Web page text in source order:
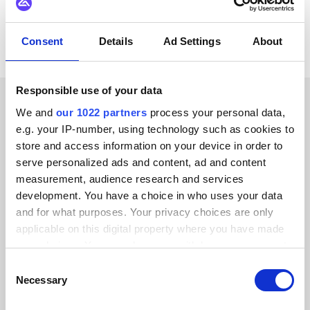
Consent Details Ad Settings About
Responsible use of your data
We and our 1022 partners process your personal data,
e.g. your IP-number, using technology such as cookies to
store and access information on your device in order to
serve personalized ads and content, ad and content
measurement, audience research and services
development. You have a choice in who uses your data
and for what purposes. Your privacy choices are only
applicable on this digital property where you have made
your choices. You can change or withdraw your consent
the Privacy trigger icon.
Selection
Necessary
ERFOLGSGESCHICHTEN UNSERER KUNDEN
Hören Sie, was unsere
Kunden sagen
Kontrolle über unsere Daten. Endlich